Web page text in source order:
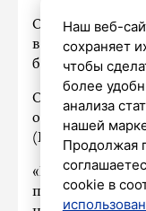
Очаги
в
беспилотники
Об этом 7
(RWB).
профильных
Наш веб-
сохраняет
чтобы
более
анализа
нашей
Продолжая
cookie в